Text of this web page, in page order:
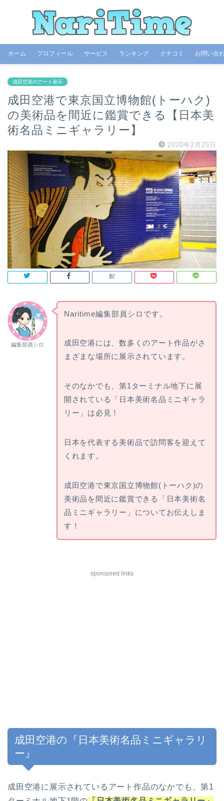
ホーム プロフィール サービス ランキング クチコミ お問い合
成田空港のアート展示
成田空港で東京国立博物館(トーハク)
の美術品を間近に鑑賞できる【日本美
術名品ミニギャラリー】
2020年2月25日
編集部員シロ
Naritime編集部員シロです。
成田空港には、数多くのアート作品がさ
まざまな場所に展示されています。
そのなかでも、第1ターミナル地下に展
開されている「日本美術名品ミニギャラ
リー」は必見！
日本を代表する美術品で訪問客を迎えて
くれます。
成田空港で東京国立博物館(トーハク)の
美術品を間近に鑑賞できる「日本美術名
品ミニギャラリー」についてお伝えしま
す！
sponsored links
成田空港の『日本美術名品ミニギャラリ
ー』
成田空港に展示されているアート作品のなかでも、第1